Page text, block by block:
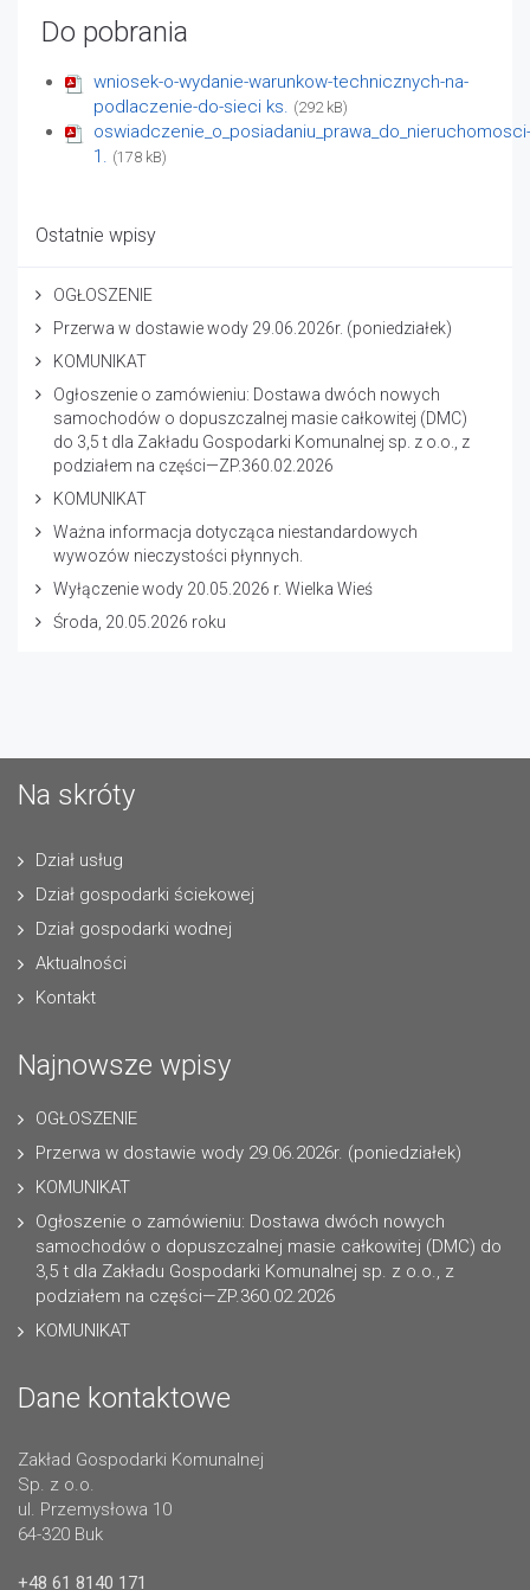
Do pobrania
wniosek-o-wydanie-warunkow-technicznych-na-
podlaczenie-do-sieci ks. (292 kB)
oswiadczenie_o_posiadaniu_prawa_do_nieruchomosci-
1. (178 kB)
Ostatnie wpisy
OGŁOSZENIE
Przerwa w dostawie wody 29.06.2026r. (poniedziałek)
KOMUNIKAT
Ogłoszenie o zamówieniu: Dostawa dwóch nowych
samochodów o dopuszczalnej masie całkowitej (DMC)
do 3,5 t dla Zakładu Gospodarki Komunalnej sp. z o.o., z
podziałem na części—ZP.360.02.2026
KOMUNIKAT
Ważna informacja dotycząca niestandardowych
wywozów nieczystości płynnych.
Wyłączenie wody 20.05.2026 r. Wielka Wieś
Środa, 20.05.2026 roku
Na skróty
Dział usług
Dział gospodarki ściekowej
Dział gospodarki wodnej
Aktualności
Kontakt
Najnowsze wpisy
OGŁOSZENIE
Przerwa w dostawie wody 29.06.2026r. (poniedziałek)
KOMUNIKAT
Ogłoszenie o zamówieniu: Dostawa dwóch nowych
samochodów o dopuszczalnej masie całkowitej (DMC) do
3,5 t dla Zakładu Gospodarki Komunalnej sp. z o.o., z
podziałem na części—ZP.360.02.2026
KOMUNIKAT
Dane kontaktowe
Zakład Gospodarki Komunalnej
Sp. z o.o.
ul. Przemysłowa 10
64-320 Buk
+48 61 8140 171